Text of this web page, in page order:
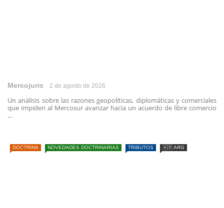
Mercojuris 2 de agosto de 2026
Un análisis sobre las razones geopolíticas, diplomáticas y comerciales
que impiden al Mercosur avanzar hacia un acuerdo de libre comercio
...
DOCTRINA NOVEDADES DOCTRINARIAS TRIBUTOS 🇦🇷 ARG